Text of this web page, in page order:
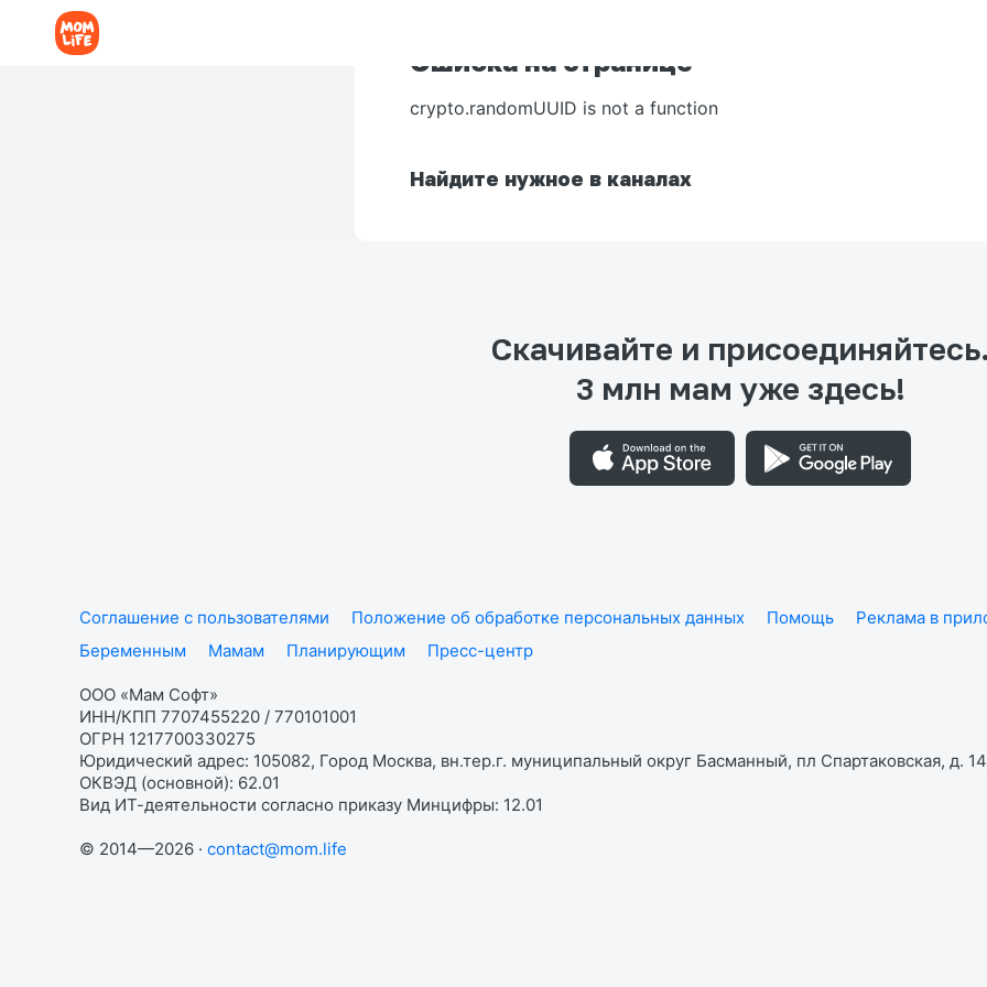
Ошибка на странице
crypto.randomUUID is not a function
Найдите нужное в каналах
Скачивайте и присоединяйтесь.
3 млн мам уже здесь!
Соглашение с пользователями Положение об обработке персональных данных Помощь Реклама в
Беременным
Мамам Планирующим Пресс-центр
ООО «Мам Софт»
ИНН/КПП 7707455220 / 770101001
ОГРН 1217700330275
Юридический адрес: 105082, Город Москва, вн.тер.г. муниципальный округ Басманный, пл Спартаковская, д.
ОКВЭД (основной): 62.01
Вид ИТ-деятельности согласно приказу Минцифры: 12.01
© 2014—2026 · contact@mom.life